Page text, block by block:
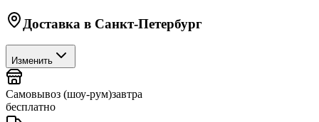
Доставка в Санкт-Петербург
Изменить
Самовывоз (шоу-рум)завтра
бесплатно